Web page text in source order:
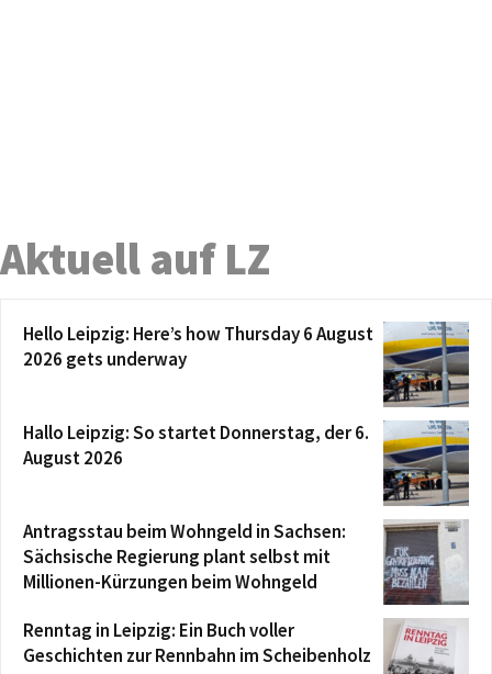
Aktuell auf LZ
Hello Leipzig: Here’s how Thursday 6 August
2026 gets underway
Hallo Leipzig: So startet Donnerstag, der 6.
August 2026
Antragsstau beim Wohngeld in Sachsen:
Sächsische Regierung plant selbst mit
Millionen-Kürzungen beim Wohngeld
Renntag in Leipzig: Ein Buch voller
Geschichten zur Rennbahn im Scheibenholz